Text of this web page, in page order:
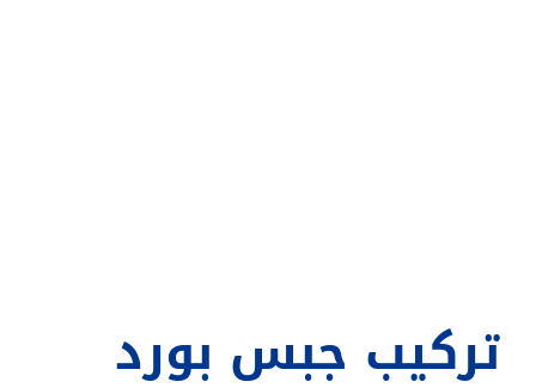
تركيب جبس بورد